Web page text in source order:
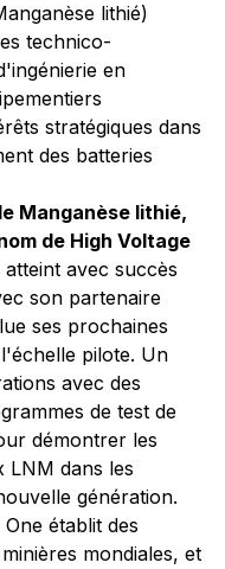
lithié)
technico-
en
stratégiques dans
des batteries
Manganèse lithié,
de High Voltage
avec succès
son partenaire
ses prochaines
pilote. Un
avec des
de test de
démontrer les
LNM dans les
génération.
établit des
mondiales, et